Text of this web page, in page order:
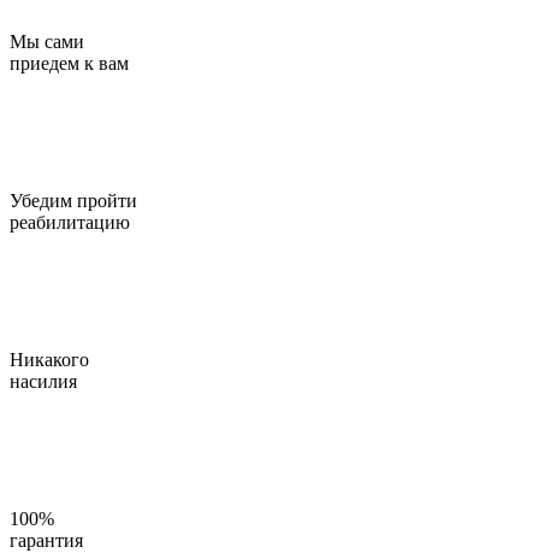
Мы сами
приедем к вам
Убедим пройти
реабилитацию
Никакого
насилия
100%
гарантия